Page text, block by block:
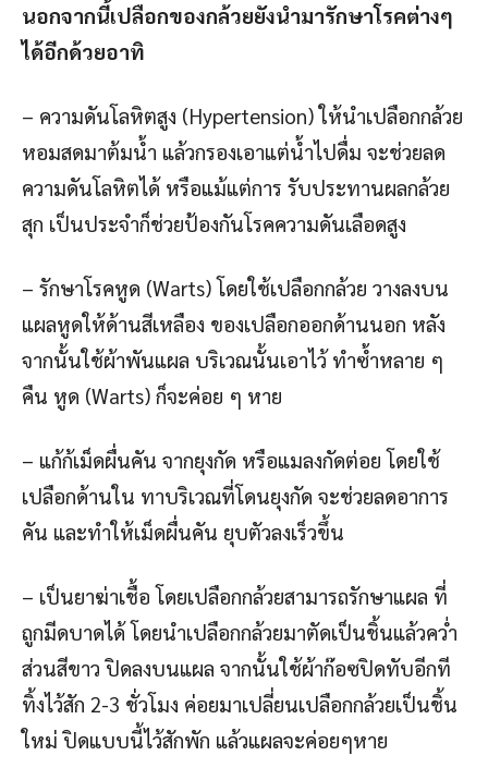
นอกจากนี้เปลือกของกล้วยยังนำมารักษาโรคต่างๆ
ได้อีกด้วยอาทิ
– ความดันโลหิตสูง (Hypertension) ให้นำเปลือกกล้วย
หอมสดมาต้มน้ำ แล้วกรองเอาแต่น้ำไปดื่ม จะช่วยลด
ความดันโลหิตได้ หรือแม้แต่การ รับประทานผลกล้วย
สุก เป็นประจำก็ช่วยป้องกันโรคความดันเลือดสูง
– รักษาโรคหูด (Warts) โดยใช้เปลือกกล้วย วางลงบน
แผลหูดให้ด้านสีเหลือง ของเปลือกออกด้านนอก หลัง
จากนั้นใช้ผ้าพันแผล บริเวณนั้นเอาไว้ ทำซ้ำหลาย ๆ
คืน หูด (Warts) ก็จะค่อย ๆ หาย
– แก้ก้เม็ดผื่นคัน จากยุงกัด หรือแมลงกัดต่อย โดยใช้
เปลือกด้านใน ทาบริเวณที่โดนยุงกัด จะช่วยลดอาการ
คัน และทำให้เม็ดผื่นคัน ยุบตัวลงเร็วขึ้น
– เป็นยาฆ่าเชื้อ โดยเปลือกกล้วยสามารถรักษาแผล ที่
ถูกมีดบาดได้ โดยนำเปลือกกล้วยมาตัดเป็นชิ้นแล้วคว่ำ
ส่วนสีขาว ปิดลงบนแผล จากนั้นใช้ผ้าก๊อซปิดทับอีกที
ทิ้งไว้สัก 2-3 ชั่วโมง ค่อยมาเปลี่ยนเปลือกกล้วยเป็นชิ้น
ใหม่ ปิดแบบนี้ไว้สักพัก แล้วแผลจะค่อยๆหาย